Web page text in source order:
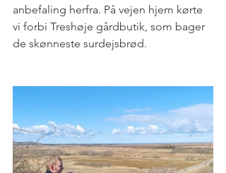
anbefaling herfra. På vejen hjem kørte
vi forbi Treshøje gårdbutik, som bager
de skønneste surdejsbrød.